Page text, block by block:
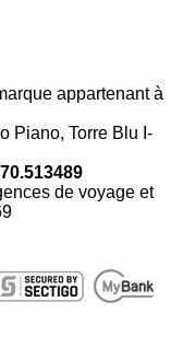
appartenant à
Piano, Torre Blu I-
de voyage et